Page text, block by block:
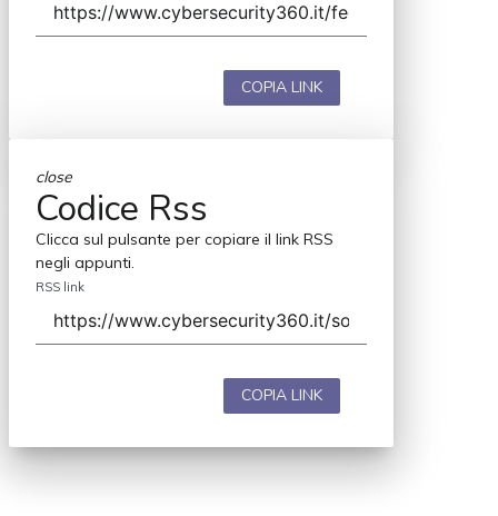
COPIA LINK
close
Codice Rss
Clicca sul pulsante per copiare il link RSS
negli appunti.
RSS link
COPIA LINK